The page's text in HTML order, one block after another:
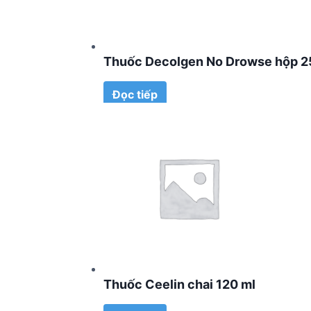
Thuốc Decolgen No Drowse hộp
Đọc tiếp
Thuốc Ceelin chai 120 ml